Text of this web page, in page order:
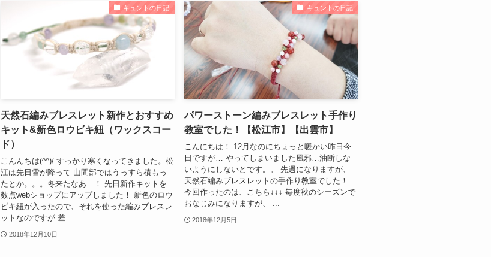
キュントの日記
天然石編みブレスレット新作とおすすめ
キット&新色ロウビキ紐（ワックスコー
ド）
こんんちは(^^)/ すっかり寒くなってきました。松
江は先日雪が降って 山間部ではうっすら積もっ
たとか。。。冬来たなあ…！ 先日新作キットを
数点webショップにアップしました！ 新色のロウ
ビキ紐が入ったので、それを使った編みブレスレ
ットなのですが 差...
2018年12月10日
キュントの日記
パワーストーン編みブレスレット手作り
教室でした！【松江市】【出雲市】
こんにちは！ 12月なのにちょっと暖かい昨日今
日ですが… やってしまいました風邪…油断しな
いようにしないとです。。 先週になりますが、
天然石編みブレスレットの手作り教室でした！
今回作ったのは、こちら↓↓↓ 毎度秋のシーズンで
おなじみになりますが、 ...
2018年12月5日